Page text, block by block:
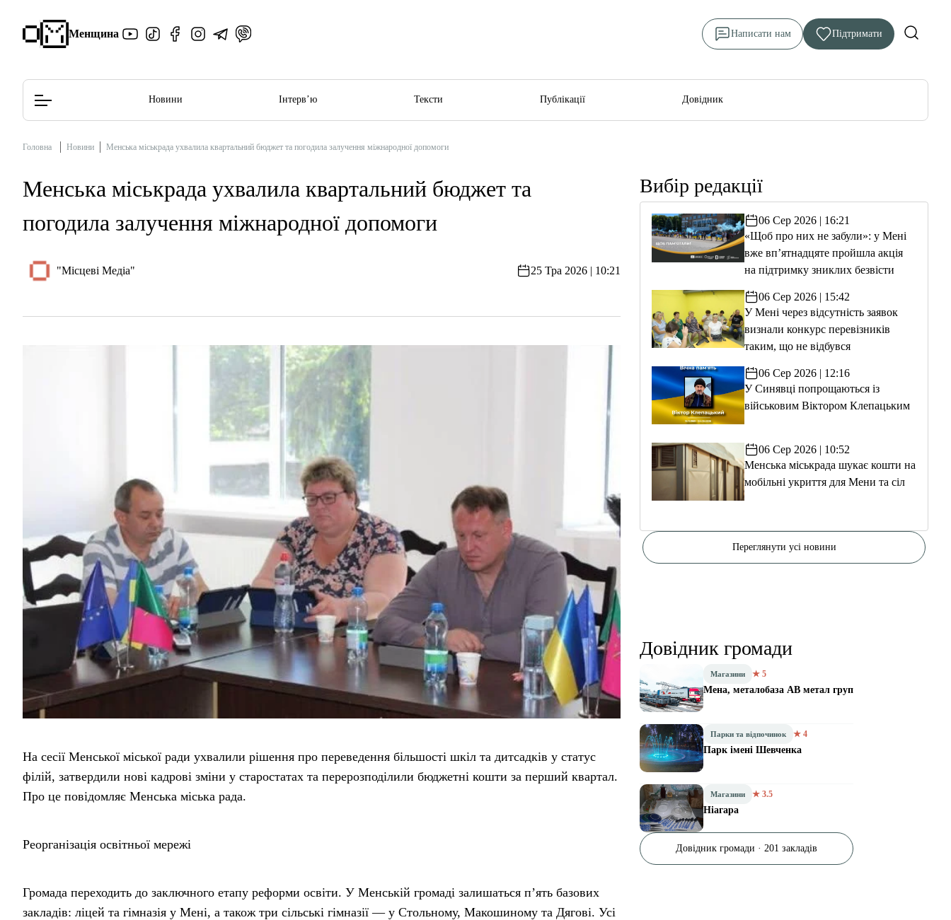
Менщина Написати нам Підтримати
Редакційна політика
Новини Інтерв’ю Тексти Публікації Довідник
Головна Новини Менська міськрада ухвалила квартальний бюджет та погодила залучення міжнародної допомоги
Менська міськрада ухвалила квартальний бюджет та
погодила залучення міжнародної допомоги
"Місцеві Медіа" 25 Тра 2026 | 10:21
На сесії Менської міської ради ухвалили рішення про переведення більшості шкіл та дитсадків у статус
філій, затвердили нові кадрові зміни у старостатах та перерозподілили бюджетні кошти за перший квартал.
Про це повідомляє Менська міська рада.
Реорганізація освітньої мережі
Громада переходить до заключного етапу реформи освіти. У Менській громаді залишаться п’ять базових
закладів: ліцей та гімназія у Мені, а також три сільські гімназії — у Стольному, Макошиному та Дягові. Усі
Вибір редакції
06 Сер 2026 | 16:21
«Щоб про них не забули»: у Мені
вже вп’ятнадцяте пройшла акція
на підтримку зниклих безвісти
06 Сер 2026 | 15:42
У Мені через відсутність заявок
визнали конкурс перевізників
таким, що не відбувся
06 Сер 2026 | 12:16
У Синявці попрощаються із
військовим Віктором Клепацьким
06 Сер 2026 | 10:52
Менська міськрада шукає кошти на
мобільні укриття для Мени та сіл
Переглянути усі новини
Довідник громади
Магазини ★ 5
Мена, металобаза АВ метал груп
Парки та відпочинок ★ 4
Парк імені Шевченка
Магазини ★ 3.5
Ніагара
Довідник громади · 201 закладів